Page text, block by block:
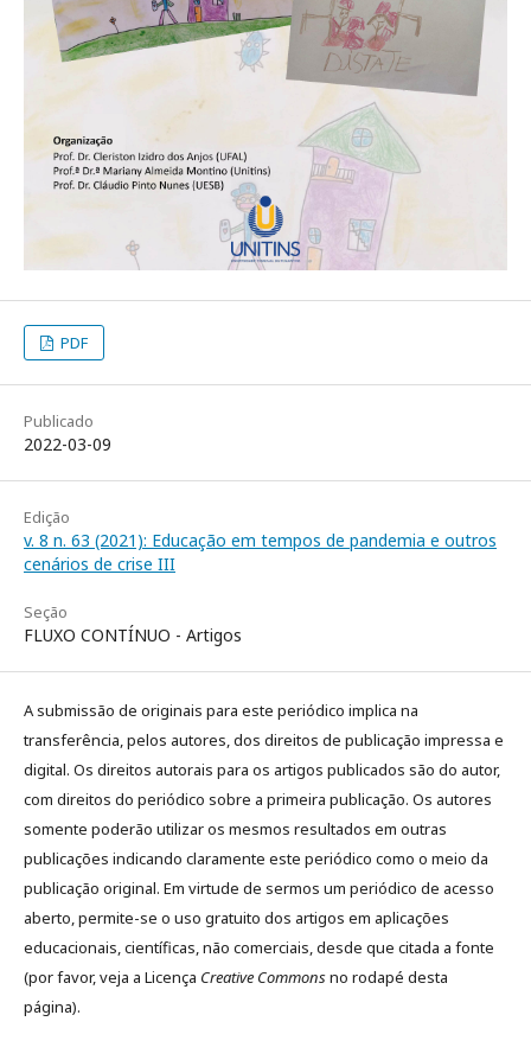
PDF
Publicado
2022-03-09
Edição
v. 8 n. 63 (2021): Educação em tempos de pandemia e outros
cenários de crise III
Seção
FLUXO CONTÍNUO - Artigos
A submissão de originais para este periódico implica na
transferência, pelos autores, dos direitos de publicação impressa e
digital. Os direitos autorais para os artigos publicados são do autor,
com direitos do periódico sobre a primeira publicação. Os autores
somente poderão utilizar os mesmos resultados em outras
publicações indicando claramente este periódico como o meio da
publicação original. Em virtude de sermos um periódico de acesso
aberto, permite-se o uso gratuito dos artigos em aplicações
educacionais, científicas, não comerciais, desde que citada a fonte
(por favor, veja a Licença Creative Commonsno rodapé desta
página).